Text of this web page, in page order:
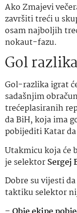
Ako Zmajevi
završiti treći u
osam najboljih
nokaut-fazu.
Gol
Gol-razlika igrat
sadašnjim
trećeplasiranih
da BiH, koja ima
pobijediti Katar
Utakmicu koja će
je selektorSergej
Dobre su vijesti
taktiku selektor